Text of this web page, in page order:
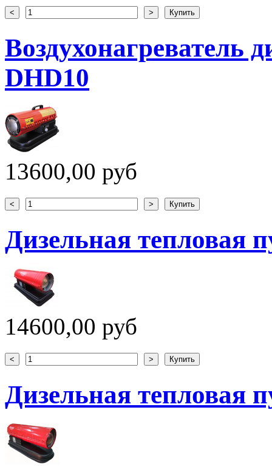
Воздухонагреватель
DHD10
13600,00 руб
Дизельная тепловая
14600,00 руб
Дизельная тепловая